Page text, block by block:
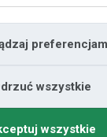
Murarz
ofert pracy dla
wszystkie
wszystkie